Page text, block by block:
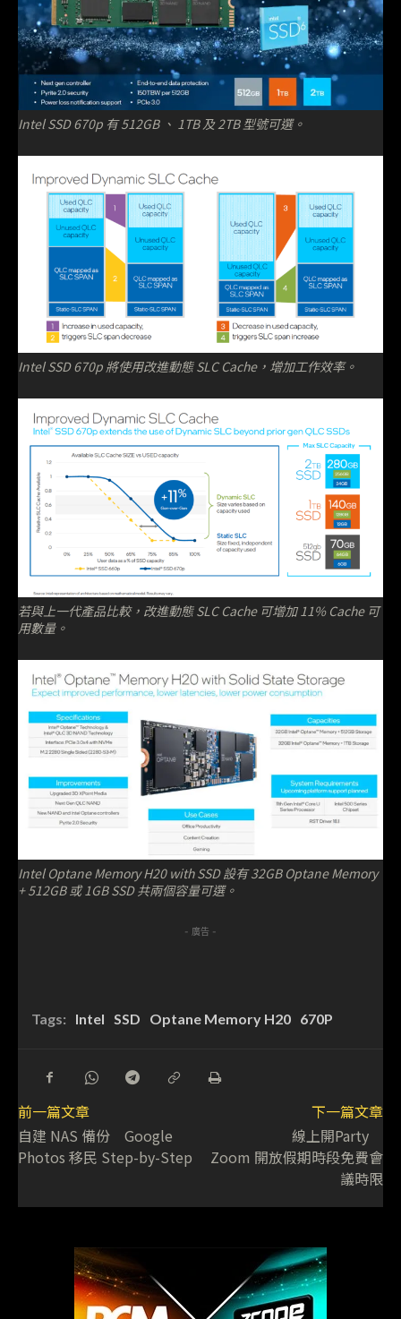
Intel SSD 670p 有 512GB 、 1TB 及 2TB 型號可選。
Intel SSD 670p 將使用改進動態 SLC Cache，增加工作效率。
若與上一代產品比較，改進動態 SLC Cache 可增加 11% Cache 可
用數量。
Intel Optane Memory H20 with SSD 設有 32GB Optane Memory
+ 512GB 或 1GB SSD 共兩個容量可選。
- 廣告 -
Tags: Intel SSD Optane Memory H20 670P
前一篇文章
自建 NAS 備份 Google
Photos 移民 Step-by-Step
下一篇文章
線上開Party
Zoom 開放假期時段免費會
議時限